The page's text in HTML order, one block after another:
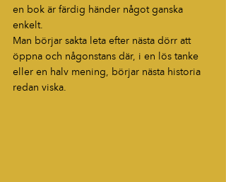
en bok är färdig händer något ganska
enkelt.
Man börjar sakta leta efter nästa dörr att
öppna och någonstans där, i en lös tanke
eller en halv mening, börjar nästa historia
redan viska.